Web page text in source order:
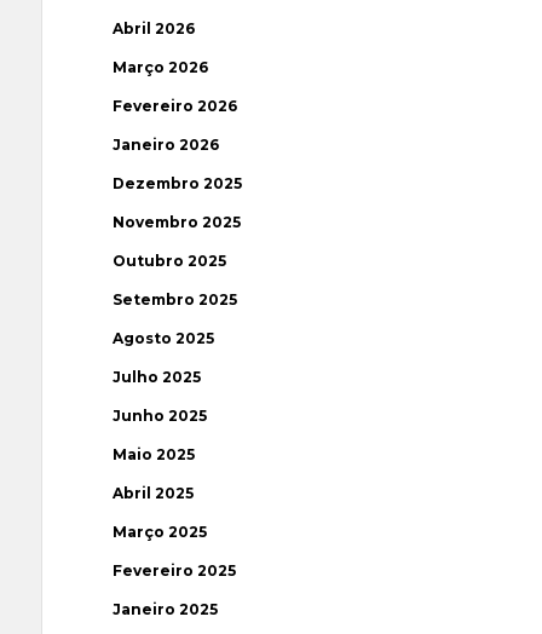
Abril 2026
Março 2026
Fevereiro 2026
Janeiro 2026
Dezembro 2025
Novembro 2025
Outubro 2025
Setembro 2025
Agosto 2025
Julho 2025
Junho 2025
Maio 2025
Abril 2025
Março 2025
Fevereiro 2025
Janeiro 2025